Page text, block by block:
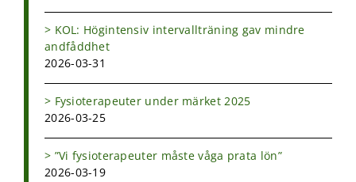
KOL: Högintensiv intervallträning gav mindre
andfåddhet
2026-03-31
Fysioterapeuter under märket 2025
2026-03-25
”Vi fysioterapeuter måste våga prata lön”
2026-03-19